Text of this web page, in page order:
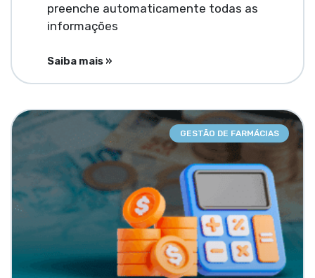
preenche automaticamente todas as
informações
Saiba mais »
GESTÃO DE FARMÁCIAS